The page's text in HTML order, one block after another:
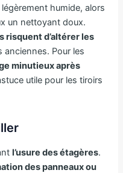
humide, alors
un nettoyant doux.
risquent d’altérer les
anciennes. Pour les
minutieux après
utile pour les tiroirs
l’usure des étagères.
des panneaux ou